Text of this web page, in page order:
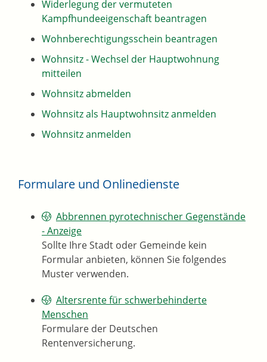
Widerlegung der vermuteten
Kampfhundeeigenschaft beantragen
Wohnberechtigungsschein beantragen
Wohnsitz - Wechsel der Hauptwohnung
mitteilen
Wohnsitz abmelden
Wohnsitz als Hauptwohnsitz anmelden
Wohnsitz anmelden
Formulare und Onlinedienste
Abbrennen pyrotechnischer Gegenstände
- Anzeige
Sollte Ihre Stadt oder Gemeinde kein
Formular anbieten, können Sie folgendes
Muster verwenden.
Altersrente für schwerbehinderte
Menschen
Formulare der Deutschen
Rentenversicherung.